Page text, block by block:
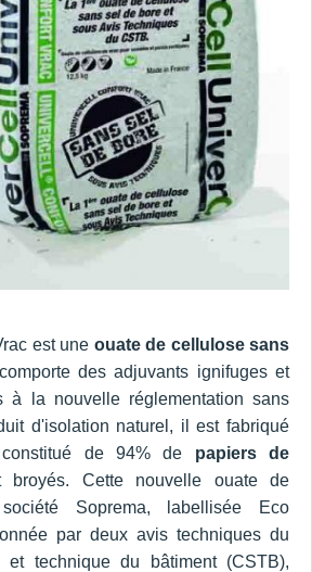
est une ouate de cellulose sans
des adjuvants ignifuges et
à la nouvelle réglementation sans
d'isolation naturel, il est fabriqué
de 94% de papiers de
broyés. Cette nouvelle ouate de
Soprema, labellisée Eco
par deux avis techniques du
et technique du bâtiment (CSTB),